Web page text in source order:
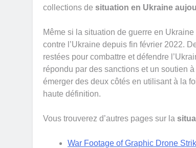
collections de situation en Ukraine
Même si la situation de guerre en
contre l’Ukraine depuis fin février 2022.
restées pour combattre et défendre
répondu par des sanctions et un soutien
émerger des deux côtés en utilisant à la
haute définition.
Vous trouverez d’autres pages sur la
War Footage of Graphic Drone